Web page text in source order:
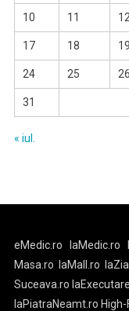
10 11 12
17 18 19
24 25 26
31
« iul.
eMedic.ro laMedic.ro
Masa.ro
laMall.ro
Suceava.ro
laPiatraNeamt.ro